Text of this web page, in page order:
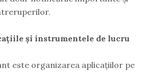
și instrumentele de lucru
este organizarea aplicațiilor pe